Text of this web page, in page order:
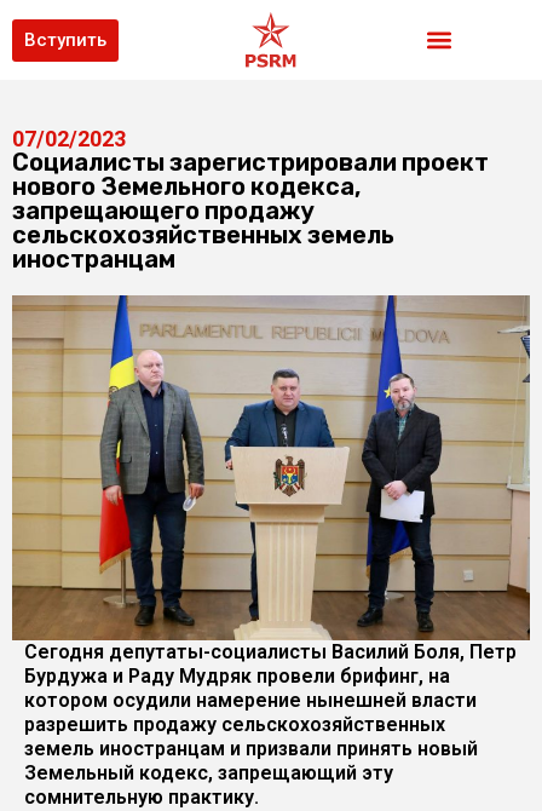
Вступить
07/02/2023
Социалисты зарегистрировали проект
нового Земельного кодекса,
запрещающего продажу
сельскохозяйственных земель
иностранцам
Сегодня депутаты-социалисты Василий Боля, Петр
Бурдужа и Раду Мудряк провели брифинг, на
котором осудили намерение нынешней власти
разрешить продажу сельскохозяйственных
земель иностранцам и призвали принять новый
Земельный кодекс, запрещающий эту
сомнительную практику.